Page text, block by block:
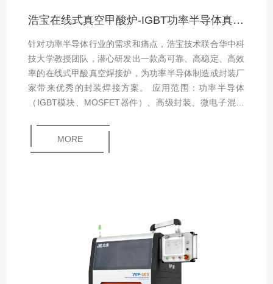
浩宝在线式真空甲酸炉-IGBT功率半导体真空焊接设备
针对功率半导体行业的需求和痛点，浩宝技术联合华中科
技大学教授团队，潜心研发出一款高可靠、高稳定、高效
率的在线式甲酸真空焊接炉，为功率半导体制造或封装厂
家带来优秀的封装焊接方案。 应用范围：功率半导体
（IGBT模块、MOSFET器件）、高级封装、微电子混合
封装、MEMS 封装等。
MORE